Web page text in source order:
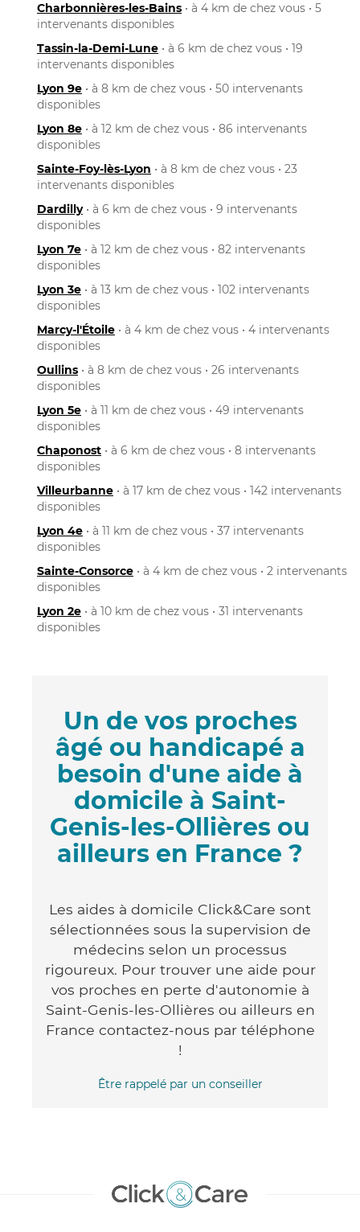
Charbonnières-les-Bains • à 4 km de chez vous • 5
intervenants disponibles
Tassin-la-Demi-Lune • à 6 km de chez vous • 19
intervenants disponibles
Lyon 9e • à 8 km de chez vous • 50 intervenants
disponibles
Lyon 8e • à 12 km de chez vous • 86 intervenants
disponibles
Sainte-Foy-lès-Lyon • à 8 km de chez vous • 23
intervenants disponibles
Dardilly• à 6 km de chez vous • 9 intervenants
disponibles
Lyon 7e • à 12 km de chez vous • 82 intervenants
disponibles
Lyon 3e • à 13 km de chez vous • 102 intervenants
disponibles
Marcy-l'Étoile • à 4 km de chez vous • 4 intervenants
disponibles
Oullins • à 8 km de chez vous • 26 intervenants
disponibles
Lyon 5e • à 11 km de chez vous • 49 intervenants
disponibles
Chaponost • à 6 km de chez vous • 8 intervenants
disponibles
Villeurbanne • à 17 km de chez vous • 142 intervenants
disponibles
Lyon 4e • à 11 km de chez vous • 37 intervenants
disponibles
Sainte-Consorce • à 4 km de chez vous • 2 intervenants
disponibles
Lyon 2e • à 10 km de chez vous • 31 intervenants
disponibles
Un de vos proches
âgé ou handicapé a
besoin d'une aide à
domicile à Saint-
Genis-les-Ollières ou
ailleurs en France ?
Les aides à domicile Click&Care sont
sélectionnées sous la supervision de
médecins selon un processus
rigoureux. Pour trouver une aide pour
vos proches en perte d'autonomie à
Saint-Genis-les-Ollières ou ailleurs en
France contactez-nous par téléphone
!
Être rappelé par un conseiller